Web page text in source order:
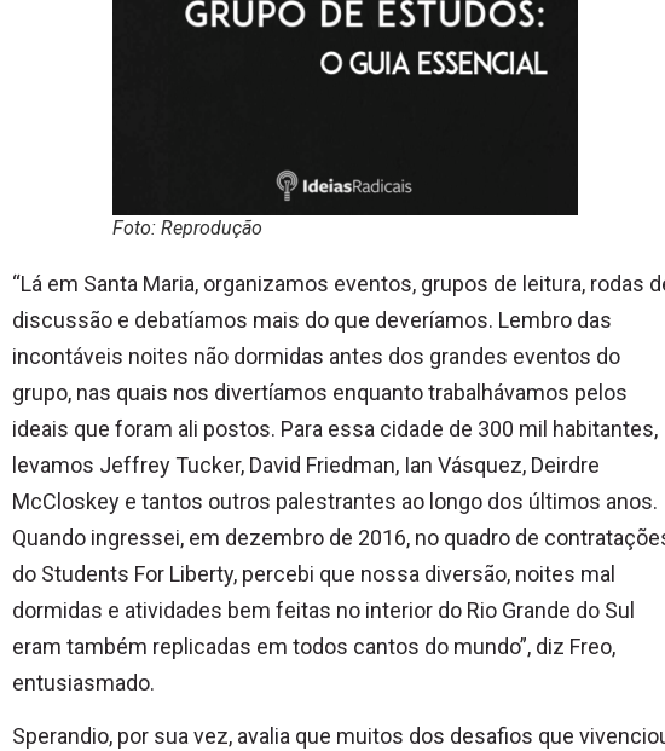
Foto: Reprodução
“Lá em Santa Maria, organizamos eventos, grupos de leitura, rodas
discussão e debatíamos mais do que deveríamos. Lembro das
incontáveis noites não dormidas antes dos grandes eventos do
grupo, nas quais nos divertíamos enquanto trabalhávamos pelos
ideais que foram ali postos. Para essa cidade de 300 mil habitantes,
levamos Jeffrey Tucker, David Friedman, Ian Vásquez, Deirdre
McCloskey e tantos outros palestrantes ao longo dos últimos anos.
Quando ingressei, em dezembro de 2016, no quadro de
do Students For Liberty, percebi que nossa diversão, noites mal
dormidas e atividades bem feitas no interior do Rio Grande do Sul
eram também replicadas em todos cantos do mundo”, diz Freo,
entusiasmado.
Sperandio, por sua vez, avalia que muitos dos desafios que